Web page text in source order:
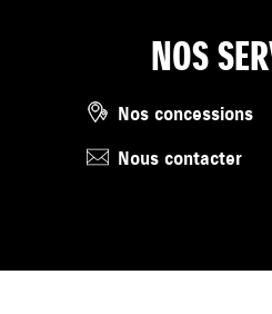
NOS
Nos concessions
Nous contacter